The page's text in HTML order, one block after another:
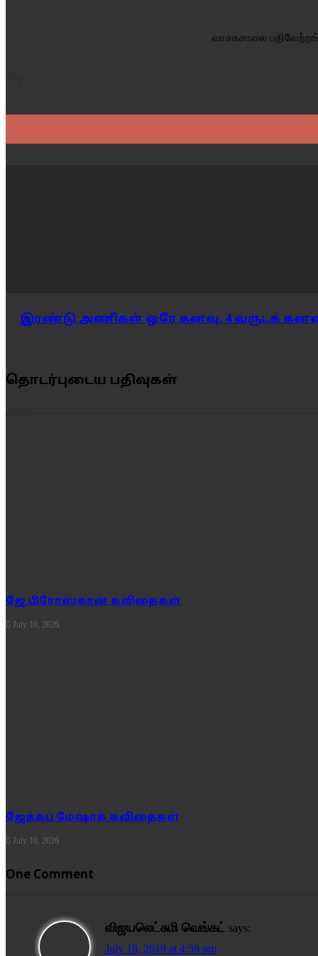
வாசகசாலை
இரண்டு அணிகள் ஒரே கனவு. 4 வருடக்
தொடர்புடைய பதிவுகள்
ஜே.பிரோஸ்கான் கவிதைகள்
July 10, 2026
ஜேக்கப் மேஷாக் கவிதைகள்
July 10, 2026
One Comment
விஜயலெட்சுமி வெங்கட் says:
July 18, 2019 at 4:59 pm